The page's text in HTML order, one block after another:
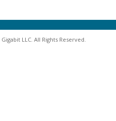
LLC. All Rights Reserved.